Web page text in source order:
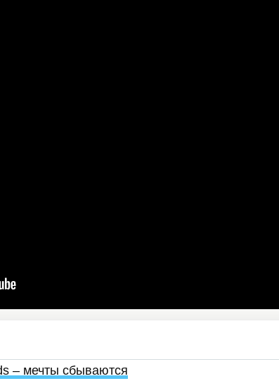
– мечты сбываются